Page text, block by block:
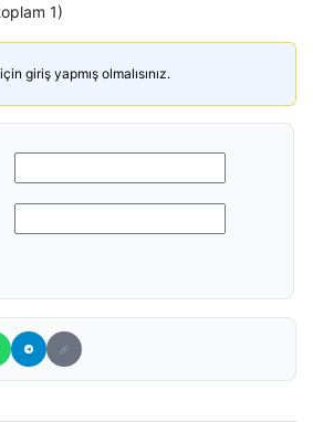
1)
giriş yapmış olmalısınız.